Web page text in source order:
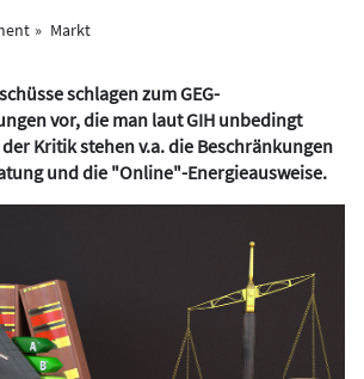
Markt
schlagen zum GEG-
vor, die man laut GIH unbedingt
Kritik stehen v.a. die Beschränkungen
und die "Online"-Energieausweise.